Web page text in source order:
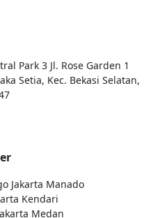
Park 3 Jl. Rose Garden 1
Setia, Kec. Bekasi Selatan,
Jakarta Manado
Kendari
Medan